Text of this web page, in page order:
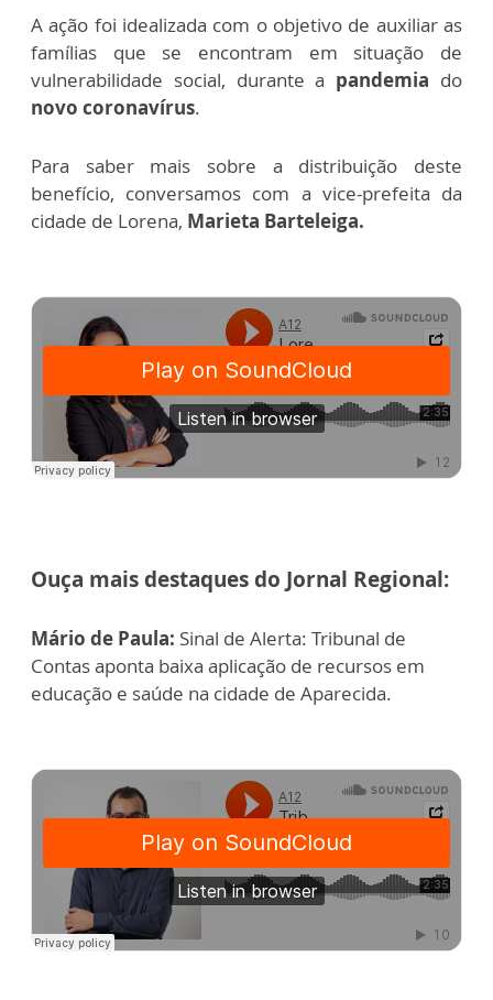
A ação foi idealizada com o objetivo de auxiliar as
famílias que se encontram em situação de
vulnerabilidade social, durante a pandemia do
novo coronavírus.
Para saber mais sobre a distribuição deste
benefício, conversamos com a vice-prefeita da
cidade de Lorena, Marieta Barteleiga.
Ouça mais destaques do Jornal Regional:
Mário de Paula: Sinal de Alerta: Tribunal de
Contas aponta baixa aplicação de recursos em
educação e saúde na cidade de Aparecida.